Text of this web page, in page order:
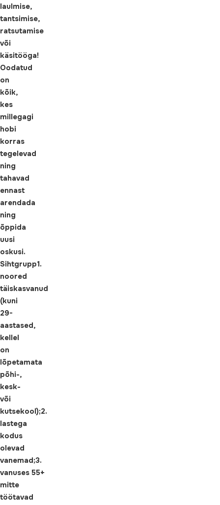
laulmise,
tantsimise,
ratsutamise
või
käsitööga!
Oodatud
on
kõik,
kes
millegagi
hobi
korras
tegelevad
ning
tahavad
ennast
arendada
ning
õppida
uusi
oskusi.
Sihtgrupp1.
noored
täiskasvanud
(kuni
29-
aastased,
kellel
on
lõpetamata
põhi-,
kesk-
või
kutsekool);2.
lastega
kodus
olevad
vanemad;3.
vanuses 55+
mitte
töötavad